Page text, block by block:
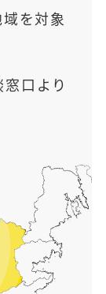
を対象
口より